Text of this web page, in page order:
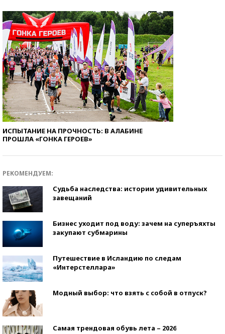
ИСПЫТАНИЕ НА ПРОЧНОСТЬ: В АЛАБИНЕ
ПРОШЛА «ГОНКА ГЕРОЕВ»
РЕКОМЕНДУЕМ:
Судьба наследства: истории удивительных
завещаний
Бизнес уходит под воду: зачем на суперъяхты
закупают субмарины
Путешествие в Исландию по следам
«Интерстеллара»
Модный выбор: что взять с собой в отпуск?
Самая трендовая обувь лета – 2026